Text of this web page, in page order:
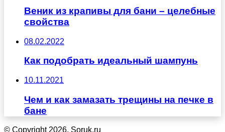
Веник из крапивы для бани – целебные
свойства
08.02.2022
Как подобрать идеальный шампунь
10.11.2021
Чем и как замазать трещины на печке в
бане
© Copyright 2026, Soruk.ru